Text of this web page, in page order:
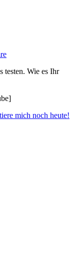
testen. Wie es Ihr
mich noch heute!